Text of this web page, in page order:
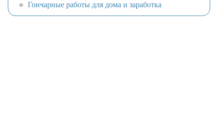
Гончарные работы для дома и заработка